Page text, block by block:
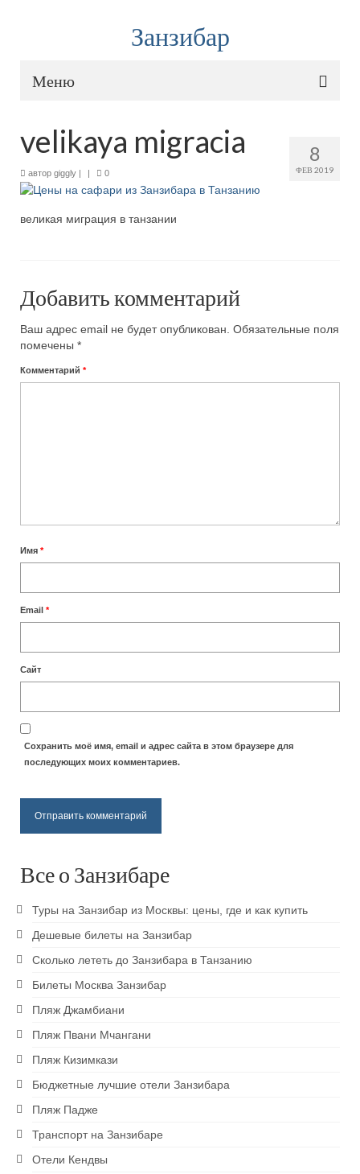
Занзибар
Меню
Туры и авиабилеты
Onlinetours— горящие туры на Занзибар
Aviasales— дешевые билеты
Туры на Занзибар из Москвы: цены, где и как
Как дешево долететь до Занзибара
Сколько лететь до Занзибара
Отели Нунгви
Пляж Матемве
Пляж Джамбиани
Пляж Пвани Мчангани
Пляж Кизимкази
Развлечения
Достопримечательности Занзибара
Кайтсерфинг на Занзибаре
Prison island — остров черепах
Экскурсии на Занзибаре
Ресторан на скале The Rock
Блю Сафари на Занзибаре
8
ФЕВ 2019
velikaya migracia
автор giggly | | 0
великая миграция в танзании
Добавить комментарий
Ваш адрес email не будет опубликован. Обязательные поля
помечены *
Комментарий *
Имя *
Email *
Сайт
Сохранить моё имя, email и адрес сайта в этом браузере для
последующих моих комментариев.
Все о Занзибаре
Туры на Занзибар из Москвы: цены, где и как купить
Дешевые билеты на Занзибар
Сколько лететь до Занзибара в Танзанию
Билеты Москва Занзибар
Пляж Джамбиани
Пляж Пвани Мчангани
Пляж Кизимкази
Бюджетные лучшие отели Занзибара
Пляж Падже
Транспорт на Занзибаре
Отели Кендвы